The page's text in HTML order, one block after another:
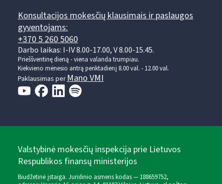
Konsultacijos mokesčių klausimais ir paslaugos
gyventojams:
+370 5 260 5060
Darbo laikas: I-IV 8.00-17.00, V 8.00-15.45.
Prieššventinę dieną - viena valanda trumpiau.
Kiekvieno mėnesio antrą penktadienį 8.00 val. - 12.00 val.
Paklausimas perMano VMI
Valstybinė mokesčių inspekcija prie Lietuvos
Respublikos finansų ministerijos
Biudžetinė įstaiga. Juridinio asmens kodas — 188659752,